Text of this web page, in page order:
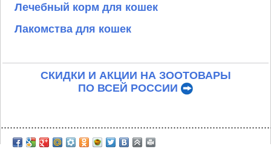
Лечебный корм для кошек
Лакомства для кошек
СКИДКИ И АКЦИИ НА ЗООТОВАРЫ
ПО ВСЕЙ РОССИИ